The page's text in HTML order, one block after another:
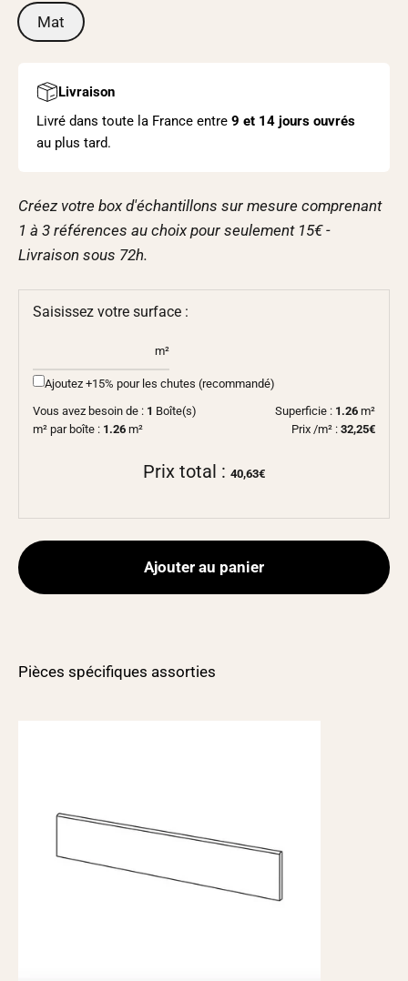
Mat
Livraison
Livré dans toute la France entre 9 et 14 jours ouvrés
au plus tard.
Créez votre box d'échantillons sur mesure comprenant
1 à 3 références au choix pour seulement 15€ -
Livraison sous 72h.
Saisissez votre surface :
m²
Ajoutez +15% pour les chutes (recommandé)
Vous avez besoin de : 1 Boîte(s) Superficie : 1.26 m²
m² par boîte : 1.26 m² Prix /m² : 32,25€
Prix total : 40,63€
Ajouter au panier
Pièces spécifiques assorties